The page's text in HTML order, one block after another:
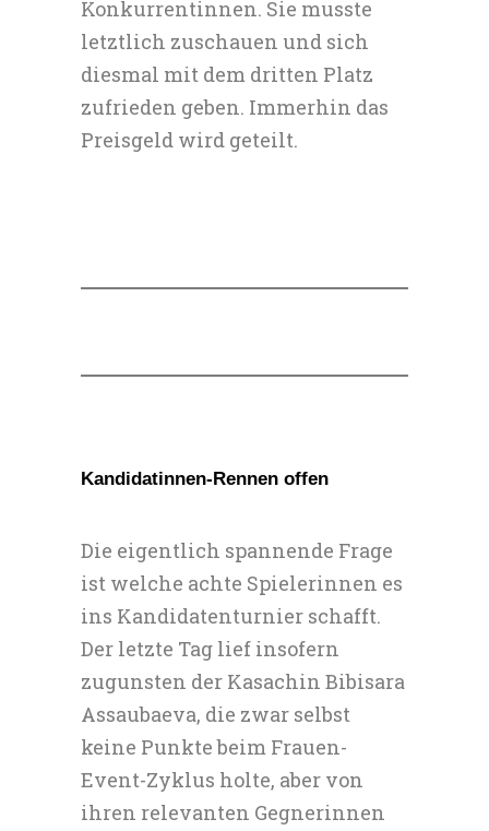
Konkurrentinnen. Sie musste
letztlich zuschauen und sich
diesmal mit dem dritten Platz
zufrieden geben. Immerhin das
Preisgeld wird geteilt.
Kandidatinnen-Rennen offen
Die eigentlich spannende Frage
ist welche achte Spielerinnen es
ins Kandidatenturnier schafft.
Der letzte Tag lief insofern
zugunsten der Kasachin Bibisara
Assaubaeva, die zwar selbst
keine Punkte beim Frauen-
Event-Zyklus holte, aber von
ihren relevanten Gegnerinnen